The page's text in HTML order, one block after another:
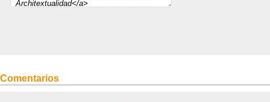
Comentarios